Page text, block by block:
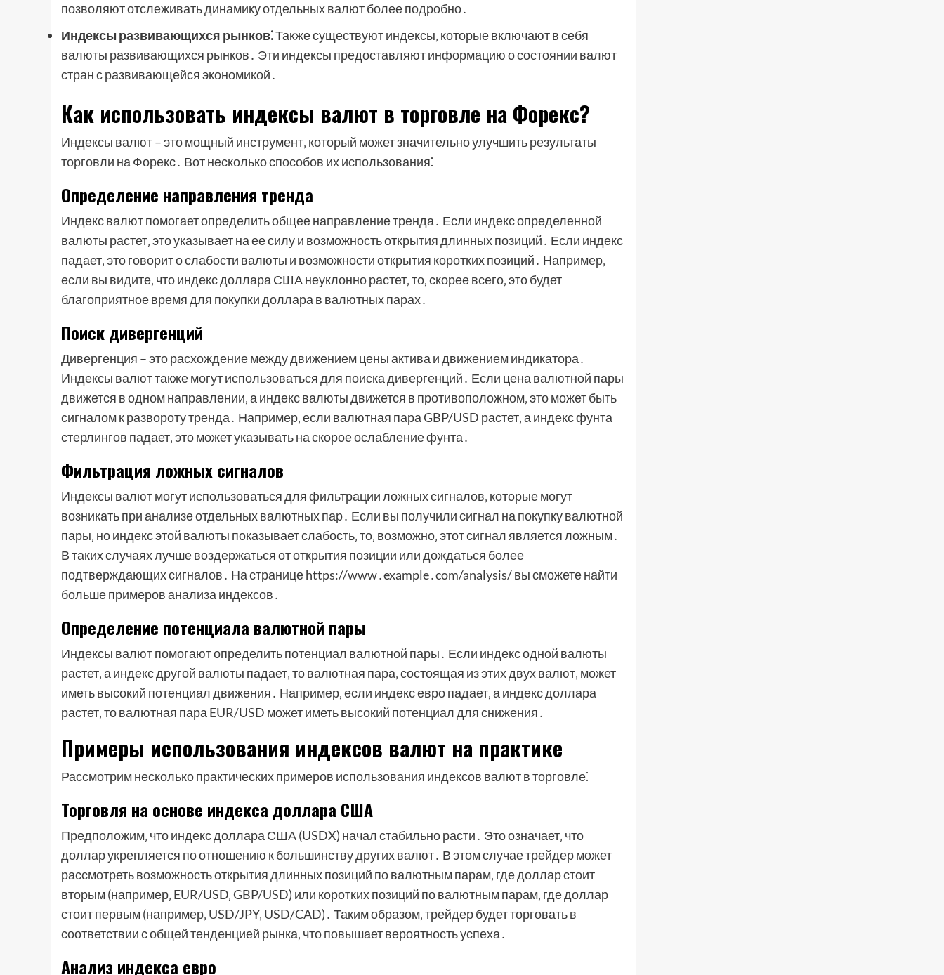
позволяют отслеживать динамику отдельных валют более подробно․
Индексы развивающихся рынков⁚Также существуют индексы‚ которые включают в себя
валюты развивающихся рынков․ Эти индексы предоставляют информацию о состоянии валют
стран с развивающейся экономикой․
Как использовать индексы валют в торговле на Форекс?
Индексы валют – это мощный инструмент‚ который может значительно улучшить результаты
торговли на Форекс․ Вот несколько способов их использования⁚
Определение направления тренда
Индекс валют помогает определить общее направление тренда․ Если индекс определенной
валюты растет‚ это указывает на ее силу и возможность открытия длинных позиций․ Если индекс
падает‚ это говорит о слабости валюты и возможности открытия коротких позиций․ Например‚
если вы видите‚ что индекс доллара США неуклонно растет‚ то‚ скорее всего‚ это будет
благоприятное время для покупки доллара в валютных парах․
Поиск дивергенций
Дивергенция – это расхождение между движением цены актива и движением индикатора․
Индексы валют также могут использоваться для поиска дивергенций․ Если цена валютной пары
движется в одном направлении‚ а индекс валюты движется в противоположном‚ это может быть
сигналом к развороту тренда․ Например‚ если валютная пара GBP/USD растет‚ а индекс фунта
стерлингов падает‚ это может указывать на скорое ослабление фунта․
Фильтрация ложных сигналов
Индексы валют могут использоваться для фильтрации ложных сигналов‚ которые могут
возникать при анализе отдельных валютных пар․ Если вы получили сигнал на покупку валютной
пары‚ но индекс этой валюты показывает слабость‚ то‚ возможно‚ этот сигнал является ложным․
В таких случаях лучше воздержаться от открытия позиции или дождаться более
подтверждающих сигналов․ На странице https://www․example․com/analysis/ вы сможете найти
больше примеров анализа индексов․
Определение потенциала валютной пары
Индексы валют помогают определить потенциал валютной пары․ Если индекс одной валюты
растет‚ а индекс другой валюты падает‚ то валютная пара‚ состоящая из этих двух валют‚ может
иметь высокий потенциал движения․ Например‚ если индекс евро падает‚ а индекс доллара
растет‚ то валютная пара EUR/USD может иметь высокий потенциал для снижения․
Примеры использования индексов валют на практике
Рассмотрим несколько практических примеров использования индексов валют в торговле⁚
Торговля на основе индекса доллара США
Предположим‚ что индекс доллара США (USDX) начал стабильно расти․ Это означает‚ что
доллар укрепляется по отношению к большинству других валют․ В этом случае трейдер может
рассмотреть возможность открытия длинных позиций по валютным парам‚ где доллар стоит
вторым (например‚ EUR/USD‚ GBP/USD) или коротких позиций по валютным парам‚ где доллар
стоит первым (например‚ USD/JPY‚ USD/CAD)․ Таким образом‚ трейдер будет торговать в
соответствии с общей тенденцией рынка‚ что повышает вероятность успеха․
Анализ индекса евро